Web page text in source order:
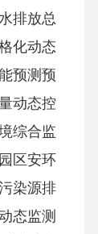
排放总
化动态
预测预
动态控
综合监
区安环
染源排
态监测